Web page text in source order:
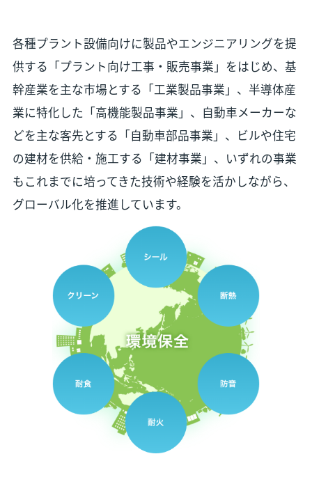
各種プラント設備向けに製品やエンジニアリングを提
供する「プラント向け工事・販売事業」をはじめ、基
幹産業を主な市場とする「工業製品事業」、半導体産
業に特化した「高機能製品事業」、自動車メーカーな
どを主な客先とする「自動車部品事業」、ビルや住宅
の建材を供給・施工する「建材事業」、いずれの事業
もこれまでに培ってきた技術や経験を活かしながら、
グローバル化を推進しています。